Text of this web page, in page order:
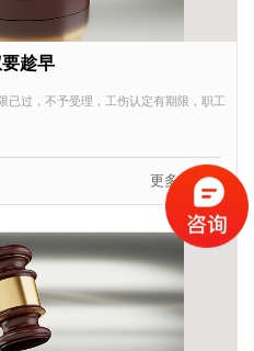
趁早
过，不予受理，工伤认定有期限，职工
更多MORE